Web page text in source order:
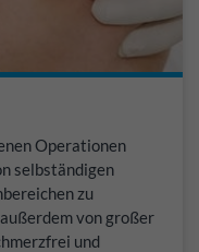
Operationen
selbständigen
zu
von großer
und